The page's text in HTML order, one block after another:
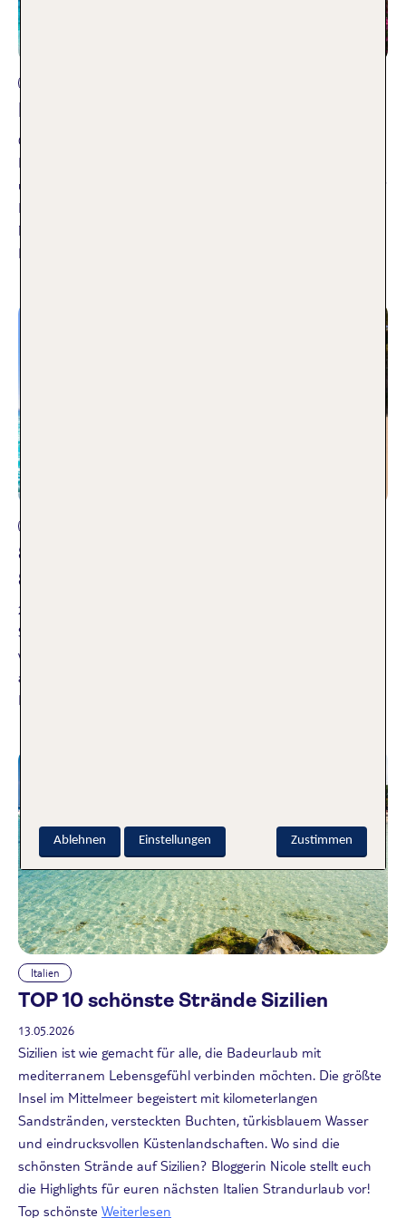
01.07.2026
Ihr seid auf der Suche nach dem perfekten Strandurlaub
und fragt euch, wo es in Kroatien am Meer am schönsten ist?
Entdeckt die besten Inseln und Küsten rund um das
Mittelmeer. Heute zeigen wir euch die 10 schönsten Strände
Kroatiens.
Strandurlaub Europa – Die Top 20
Strände
22.06.2026
Strand-Fan Yasemin ist unersättlich: Nun will sie es genau
wissen und hat die Top 10 schönsten Strände Europas
ausfindig gemacht. Freut euch auf einen Traumurlaub in
Europa mit Sonnenschein und Badespaß.
Italien
TOP 10 schönste Strände Sizilien
13.05.2026
Sizilien ist wie gemacht für alle, die Badeurlaub mit
mediterranem Lebensgefühl verbinden möchten. Die größte
Insel im Mittelmeer begeistert mit kilometerlangen
Sandstränden, versteckten Buchten, türkisblauem Wasser
und eindrucksvollen Küstenlandschaften. Wo sind die
schönsten Strände auf Sizilien? Bloggerin Nicole stellt euch
die Highlights für euren nächsten Italien Strandurlaub vor!
Top schönste Weiterlesen
Zustimmen
Ablehnen Einstellungen